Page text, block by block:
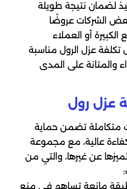
لضمان نتيجة طويلة
الشركات عروضًا
أو العملاء
تكلفة عزل الرول مناسبة
والمتانة على المدى
عزل رول
متكاملة تضمن حماية
عالية، مع مجموعة
عن غيرها، والتي من
طبقة مانعة تساهم في منع